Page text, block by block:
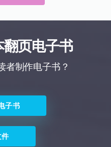
页电子书
者制作电子书？
子书